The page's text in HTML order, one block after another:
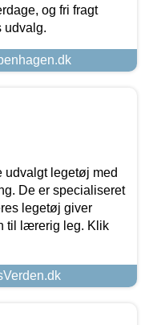
og fri fragt
udvalg.
udvalgt legetøj med
De er specialiseret
legetøj giver
til lærerig leg. Klik